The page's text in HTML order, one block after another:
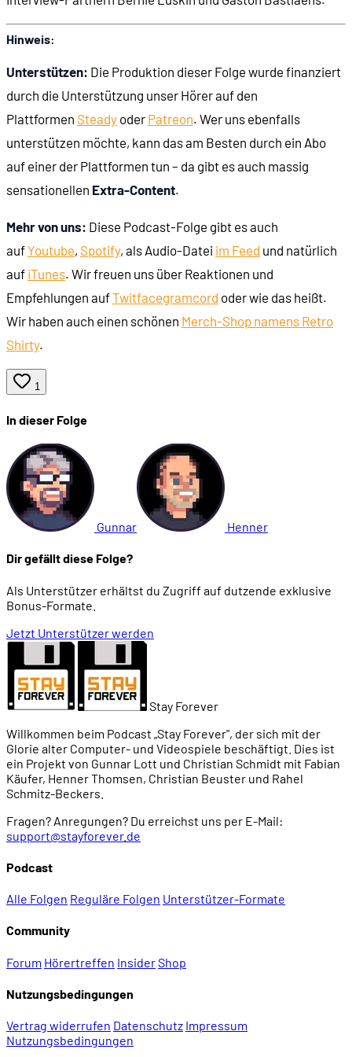
Was für ein Gerät soll das werden?
Ziel: Abgrenzung vom Heimcomputer
00:47:20 Design-Spezifikationen für das Abspielgerät
00:49:42 Die Benutzeroberfläche
00:51:02 Fernbedienung mit Analogstick
00:56:42
01:00:08 Ist das eine Spielkonsole?
01:03:42 Das CD-i verzögert sich ... um Jahre
01:11:04 Neue Leute am Ruder: Gaston Bastiaens
01:12:42 Die Rettung für das CD-i: MPEG
01:16:03 Commodores CDTV zwingt Philips zum Handeln
01:18:10
01:21:58 Philips' erster Player: 910 (1991)
01:23:37
01:24:25
01:25:36 Die CPU: Motorola 68070
Hinweis:
Unterstützen: Die Produktion dieser Folge wurde finanziert
durch die Unterstützung unser Hörer auf den
Plattformen Steady oder Patreon. Wer uns ebenfalls
unterstützen möchte, kann das am Besten durch ein Abo
auf einer der Plattformen tun – da gibt es auch massig
sensationellen Extra-Content.
Mehr von uns: Diese Podcast-Folge gibt es auch
aufYoutube, Spotify, als Audio-Datei im Feed und natürlich
auf iTunes. Wir freuen uns über Reaktionen und
Empfehlungen aufTwitfacegramcord oder wie das heißt.
Wir haben auch einen schönen Merch-Shop namens Retro
Shirty.
1
In dieser Folge
Gunnar Henner
Dir gefällt diese Folge?
Als Unterstützer erhältst du Zugriff auf dutzende exklusive
Bonus-Formate.
Jetzt Unterstützer werden
Stay Forever
Willkommen beim Podcast „Stay Forever", der sich mit der
Glorie alter Computer- und Videospiele beschäftigt. Dies ist
ein Projekt von Gunnar Lott und Christian Schmidt mit Fabian
Käufer, Henner Thomsen, Christian Beuster und Rahel
Schmitz-Beckers.
Fragen? Anregungen? Du erreichst uns per E-Mail:
support@stayforever.de
Podcast
Alle Folgen Reguläre Folgen Unterstützer-Formate
Community
Forum Hörertreffen InsiderShop
Nutzungsbedingungen
Vertrag widerrufen Datenschutz Impressum
Nutzungsbedingungen